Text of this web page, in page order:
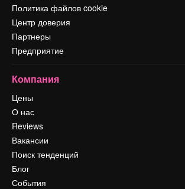
Политика файлов cookie
Центр доверия
Партнеры
Предприятие
Компания
Цены
О нас
Reviews
Вакансии
Поиск тенденций
Блог
События